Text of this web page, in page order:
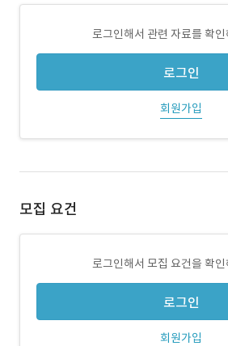
로그인해서 관련 자료를 확
로그인
회원가입
모집 요건
로그인해서 모집 요건을 확
로그인
회원가입